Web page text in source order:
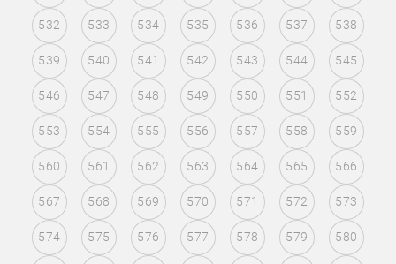
532 533 534 535 536 537 538
539 540 541 542 543 544 545
546 547 548 549 550 551 552
553 554 555 556 557 558 559
560 561 562 563 564 565 566
567 568 569 570 571 572 573
574 575 576 577 578 579 580